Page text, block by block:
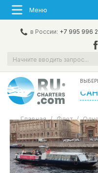
Меню
в России: +7 995 996
Главная / Флот /
теплохода